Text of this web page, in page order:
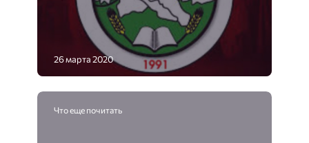
26 марта 2020
Что еще почитать